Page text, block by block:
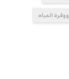
المياه